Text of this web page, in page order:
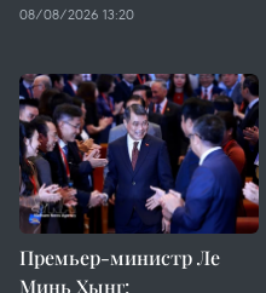
08/08/2026 13:20
Премьер-министр Ле
Минь Хынг: